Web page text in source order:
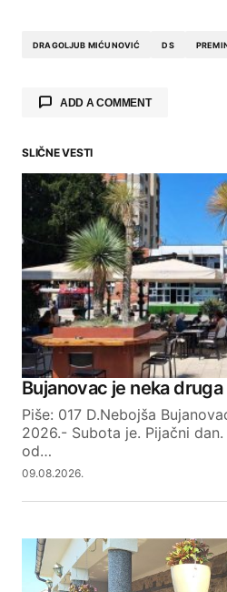
DRAGOLJUB MIĆUNOVIĆ DS
ADD A COMMENT
Your email address will not
Required fields are marked*
Comment*
Your Name
Your E-mail
SLIČNE VESTI
Bujanovac je neka
Piše: 017 D.Nebojša
2026.- Subota je. Pijačni
od…
09.08.2026.